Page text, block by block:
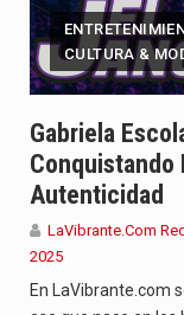
CULTURA &
Gabriela
Conquistando
Autenticidad
LaVibrante.Com
2025
En LaVibrante.com